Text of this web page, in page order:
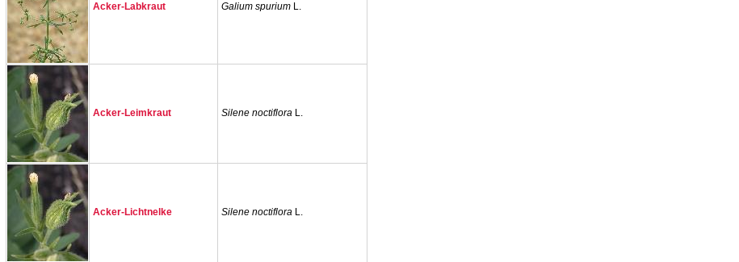
Acker-Labkraut Galium spuriumL.
Acker-Leimkraut Silene noctifloraL.
Acker-Lichtnelke Silene noctifloraL.